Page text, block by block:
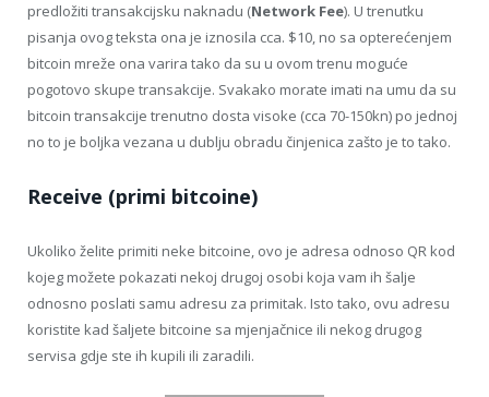
predložiti transakcijsku naknadu (Network Fee). U trenutku
pisanja ovog teksta ona je iznosila cca. $10, no sa opterećenjem
bitcoin mreže ona varira tako da su u ovom trenu moguće
pogotovo skupe transakcije. Svakako morate imati na umu da su
bitcoin transakcije trenutno dosta visoke (cca 70-150kn) po jednoj
no to je boljka vezana u dublju obradu činjenica zašto je to tako.
Receive (primi bitcoine)
Ukoliko želite primiti neke bitcoine, ovo je adresa odnoso QR kod
kojeg možete pokazati nekoj drugoj osobi koja vam ih šalje
odnosno poslati samu adresu za primitak. Isto tako, ovu adresu
koristite kad šaljete bitcoine sa mjenjačnice ili nekog drugog
servisa gdje ste ih kupili ili zaradili.